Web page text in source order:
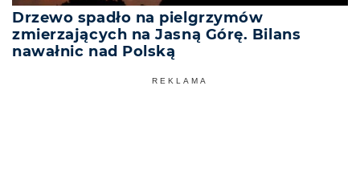
Drzewo spadło na pielgrzymów
zmierzających na Jasną Górę. Bilans
nawałnic nad Polską
REKLAMA